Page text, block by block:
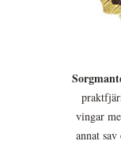
vingar
annat